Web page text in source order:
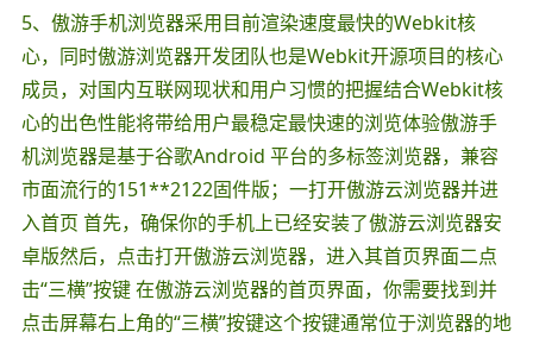
5、傲游手机浏览器采用目前渲染速度最快的Webkit核
心，同时傲游浏览器开发团队也是Webkit开源项目的核心
成员，对国内互联网现状和用户习惯的把握结合Webkit核
心的出色性能将带给用户最稳定最快速的浏览体验傲游手
机浏览器是基于谷歌Android 平台的多标签浏览器，兼容
市面流行的151**2122固件版；一打开傲游云浏览器并进
入首页 首先，确保你的手机上已经安装了傲游云浏览器安
卓版然后，点击打开傲游云浏览器，进入其首页界面二点
击“三横”按键 在傲游云浏览器的首页界面，你需要找到并
点击屏幕右上角的“三横”按键这个按键通常位于浏览器的地